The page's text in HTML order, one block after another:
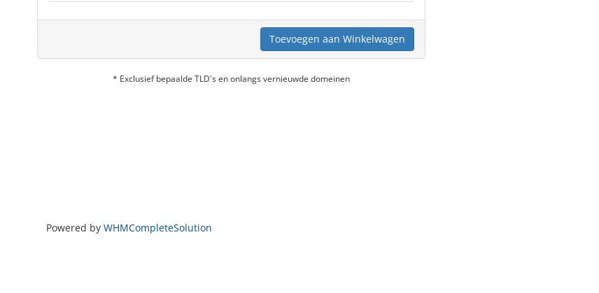
Toevoegen aan Winkelwagen
* Exclusief bepaalde TLD's en onlangs vernieuwde domeinen
Powered by WHMCompleteSolution